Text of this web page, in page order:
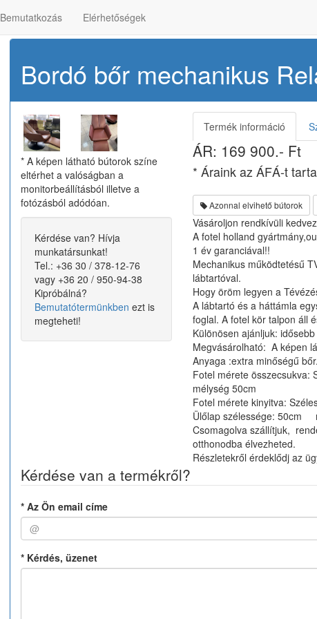
Bemutatkozás Elérhetőségek
Azonnal elvihető bútorok
Bordó bőr mechanikus
* A képen látható bútorok színe
eltérhet a valóságban a
monitorbeállításból illetve a
fotózásból adódóan.
Kérdése van? Hívja
munkatársunkat!
Tel.: +36 30 / 378-12-76
vagy +36 20 / 950-94-38
Kipróbálná?
Bemutatótermünkben ezt is
megteheti!
Termék információ
ÁR: 169 900.- Ft
* Áraink az ÁFÁ-t
Azonnal elvihető bútorok
Vásároljon rendkívüli
A fotel holland
1 év garanciával!!
Mechanikus működtetésű
lábtartóval.
Hogy öröm legyen a
A lábtartó és a háttámla
foglal. A fotel kör talpon áll
Különösen ajánljuk:
Megvásárolható: A képen
Anyaga :extra minőségű bőr.
Fotel mérete összecsukva:
mélység 50cm
Fotel mérete kinyitva:
Ülőlap szélessége: 50cm
Csomagolva szállítjuk,
otthonodba élvezheted.
Részletekről érdeklődj az
Kérdése van a termékről?
* Az Ön email címe
* Kérdés, üzenet